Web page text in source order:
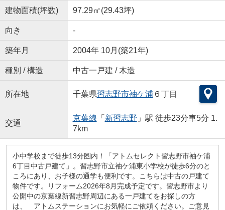
建物面積(坪数) 97.29㎡(29.43坪)
向き -
築年月 2004年 10月(築21年)
種別 / 構造 中古一戸建 / 木造
所在地 千葉県習志野市袖ケ浦 ６丁目
交通
京葉線 「 新習志野 」駅 徒歩23分車5分 1.
7km
小中学校まで徒歩13分圏内！「アトムセレクト習志野市袖ケ浦
6丁目中古戸建て」。習志野市立袖ケ浦東小学校が徒歩6分のと
ころにあり、お子様の通学も便利です。こちらは中古の戸建て
物件です。リフォーム2026年8月完成予定です。習志野市より
公開中の京葉線新習志野周辺にある一戸建てをお探しの方
は、 アトムステーションにお気軽にご依頼ください。ご意見